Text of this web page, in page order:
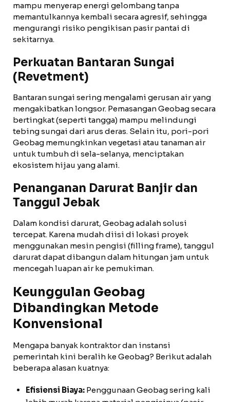
mampu menyerap energi gelombang tanpa
memantulkannya kembali secara agresif, sehingga
mengurangi risiko pengikisan pasir pantai di
sekitarnya.
Perkuatan Bantaran Sungai
(Revetment)
Bantaran sungai sering mengalami gerusan air yang
mengakibatkan longsor. Pemasangan Geobag secara
bertingkat (seperti tangga) mampu melindungi
tebing sungai dari arus deras. Selain itu, pori-pori
Geobag memungkinkan vegetasi atau tanaman air
untuk tumbuh di sela-selanya, menciptakan
ekosistem hijau yang alami.
Penanganan Darurat Banjir dan
Tanggul Jebak
Dalam kondisi darurat, Geobag adalah solusi
tercepat. Karena mudah diisi di lokasi proyek
menggunakan mesin pengisi (filling frame), tanggul
darurat dapat dibangun dalam hitungan jam untuk
mencegah luapan air ke pemukiman.
Keunggulan Geobag
Dibandingkan Metode
Konvensional
Mengapa banyak kontraktor dan instansi
pemerintah kini beralih ke Geobag? Berikut adalah
beberapa alasan kuatnya:
Efisiensi Biaya: Penggunaan Geobag sering kali